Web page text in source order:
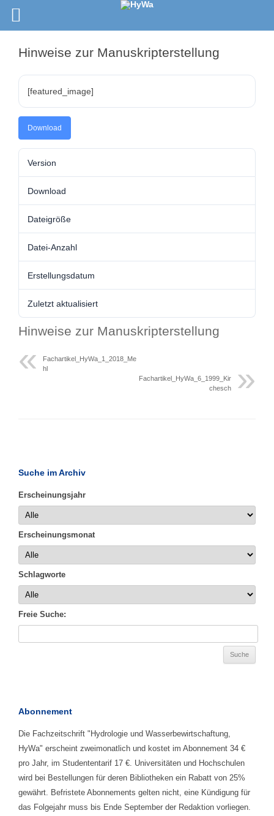
Hinweise zur Manuskripterstellung
[featured_image]
Download
Version
Download
Dateigröße
Datei-Anzahl
Erstellungsdatum
Zuletzt aktualisiert
Hinweise zur Manuskripterstellung
Fachartikel_HyWa_1_2018_Me
hl
Fachartikel_HyWa_6_1999_Kir
chesch
Suche im Archiv
Erscheinungsjahr
Erscheinungsmonat
Schlagworte
Freie Suche:
Abonnement
Die Fachzeitschrift "Hydrologie und Wasserbewirtschaftung,
HyWa" erscheint zweimonatlich und kostet im Abonnement 34 €
pro Jahr, im Studententarif 17 €. Universitäten und Hochschulen
wird bei Bestellungen für deren Bibliotheken ein Rabatt von 25%
gewährt. Befristete Abonnements gelten nicht, eine Kündigung für
das Folgejahr muss bis Ende September der Redaktion vorliegen.